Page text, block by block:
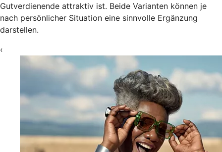
Gutverdienende attraktiv ist. Beide Varianten können je
nach persönlicher Situation eine sinnvolle Ergänzung
darstellen.
‹